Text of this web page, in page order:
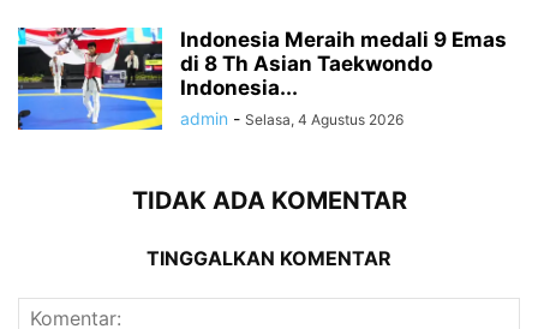
Indonesia Meraih medali 9 Emas
di 8 Th Asian Taekwondo
Indonesia...
admin - Selasa, 4 Agustus 2026
TIDAK ADA KOMENTAR
TINGGALKAN KOMENTAR